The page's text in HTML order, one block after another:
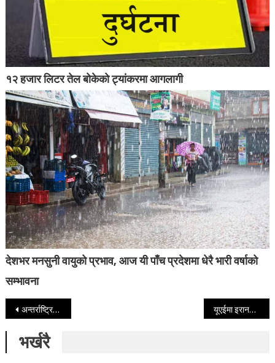
१२ हजार लिटर तेल बोकेको ट्यांकरमा आगलागी
देशभर मनसुनी वायुको प्रभाव, आज यी पाँच प्रदेशमा धेरै भारी वर्षाको
सम्भावना
Post navigation
अन्तर्राष्ट्रिय सीमाना जोडिएका जिल्लामा आज राति १२ बजेदेखि नाका बन्द हुने यूएईमा इरानको आक्रमणमा परेर एक नेपालीसहित ३ जनाको मृत्यु
भर्खरै